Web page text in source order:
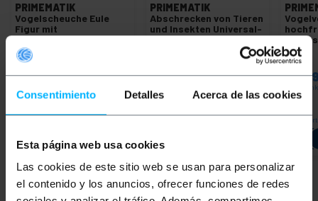
Consentimiento Detalles Acerca de las cookies
Esta página web usa cookies
Las cookies de este sitio web se usan para personalizar
el contenido y los anuncios, ofrecer funciones de redes
PRIMEMATIK
Vogelscheuche Eule
Figur mit
Reflektoraugen 40cm
weiblich
PVP
12,35€ 10,86€
PRIMEMATIK
Abschrecken von Tieren
und Insekten Universal-
Stecker Typ
9,64€ 7,53€
PVP